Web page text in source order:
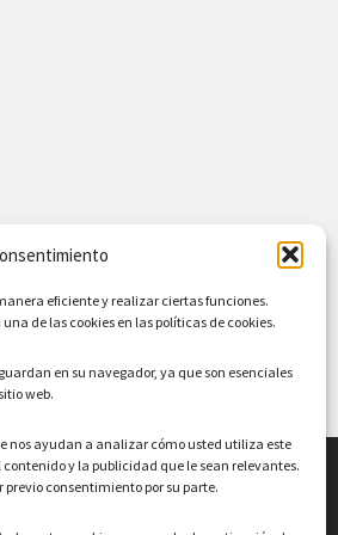
eficiente y realizar ciertas funciones.
de las cookies en las políticas de cookies.
en su navegador, ya que son esenciales
web.
nos ayudan a analizar cómo usted utiliza este
y la publicidad que le sean relevantes.
previo consentimiento por su parte.